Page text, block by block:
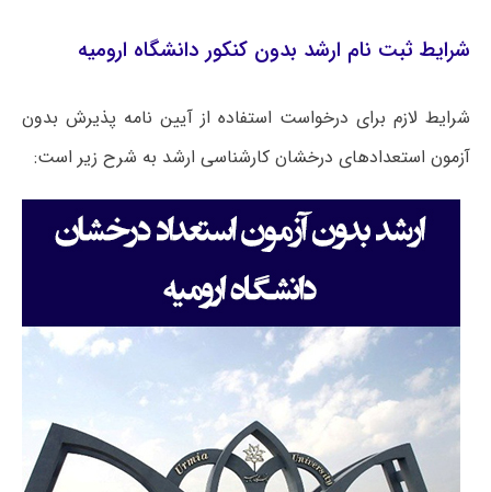
شرایط ثبت نام ارشد بدون کنکور دانشگاه ارومیه
شرایط لازم برای درخواست استفاده از آیین نامه پذیرش بدون
آزمون استعدادهای درخشان کارشناسی ارشد به شرح زیر است: